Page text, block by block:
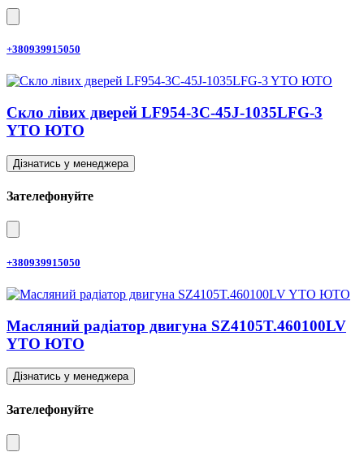
+380939915050
Скло лівих дверей LF954-3C-45J-1035LFG-3
YTO ЮТО
Дізнатись у менеджера
Зателефонуйте
+380939915050
Масляний радіатор двигуна SZ4105T.460100LV
YTO ЮТО
Дізнатись у менеджера
Зателефонуйте